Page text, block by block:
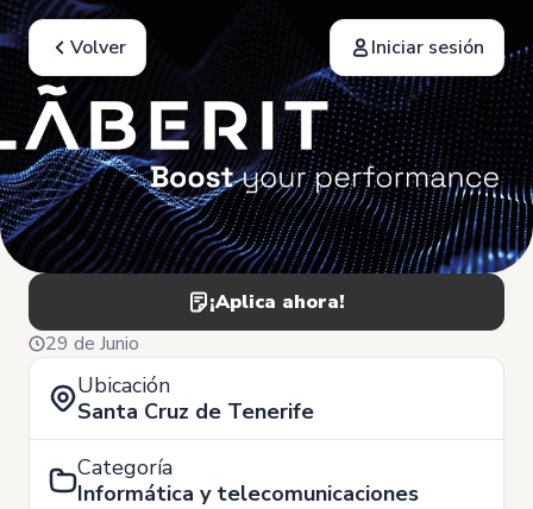
Volver Iniciar sesión
¡Aplica ahora!
29 de Junio
Ubicación
Santa Cruz de Tenerife
Categoría
Informática y telecomunicaciones